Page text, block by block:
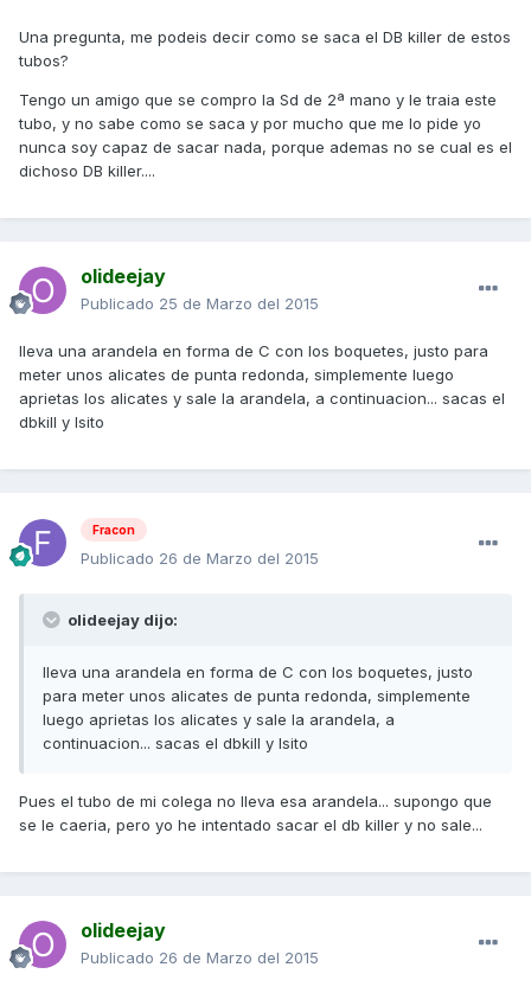
Una pregunta, me podeis decir como se saca el DB killer de estos
tubos?
Tengo un amigo que se compro la Sd de 2ª mano y le traia este
tubo, y no sabe como se saca y por mucho que me lo pide yo
nunca soy capaz de sacar nada, porque ademas no se cual es el
dichoso DB killer....
olideejay
Publicado 25 de Marzo del 2015
lleva una arandela en forma de C con los boquetes, justo para
meter unos alicates de punta redonda, simplemente luego
aprietas los alicates y sale la arandela, a continuacion... sacas el
dbkill y lsito
Fracon
Publicado 26 de Marzo del 2015
olideejay dijo:
lleva una arandela en forma de C con los boquetes, justo
para meter unos alicates de punta redonda, simplemente
luego aprietas los alicates y sale la arandela, a
continuacion... sacas el dbkill y lsito
Pues el tubo de mi colega no lleva esa arandela... supongo que
se le caeria, pero yo he intentado sacar el db killer y no sale...
olideejay
Publicado 26 de Marzo del 2015